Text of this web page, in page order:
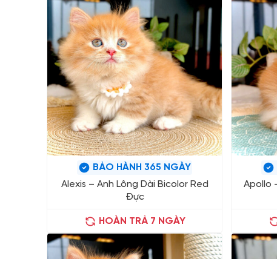
BẢO HÀNH 365 NGÀY
Alexis – Anh Lông Dài Bicolor Red
Đực
HOÀN TRẢ 7 NGÀY
Apollo